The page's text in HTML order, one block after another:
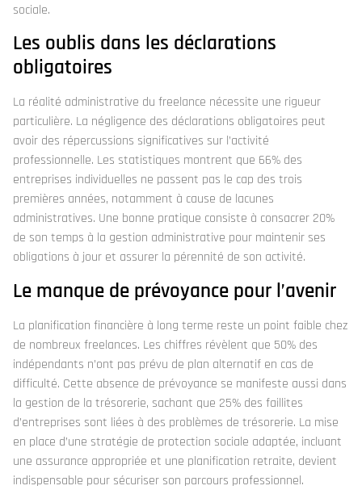
sociale.
Les oublis dans les déclarations
obligatoires
La réalité administrative du freelance nécessite une rigueur
particulière. La négligence des déclarations obligatoires peut
avoir des répercussions significatives sur l’activité
professionnelle. Les statistiques montrent que 66% des
entreprises individuelles ne passent pas le cap des trois
premières années, notamment à cause de lacunes
administratives. Une bonne pratique consiste à consacrer 20%
de son temps à la gestion administrative pour maintenir ses
obligations à jour et assurer la pérennité de son activité.
Le manque de prévoyance pour l’avenir
La planification financière à long terme reste un point faible chez
de nombreux freelances. Les chiffres révèlent que 50% des
indépendants n’ont pas prévu de plan alternatif en cas de
difficulté. Cette absence de prévoyance se manifeste aussi dans
la gestion de la trésorerie, sachant que 25% des faillites
d’entreprises sont liées à des problèmes de trésorerie. La mise
en place d’une stratégie de protection sociale adaptée, incluant
une assurance appropriée et une planification retraite, devient
indispensable pour sécuriser son parcours professionnel.